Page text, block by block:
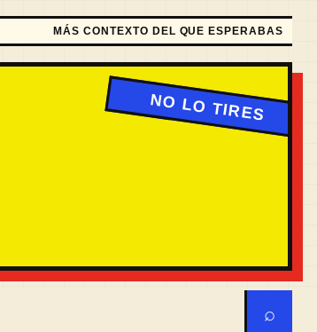
MÁS CONTEXTO DEL QUE ESPERABAS
⌕